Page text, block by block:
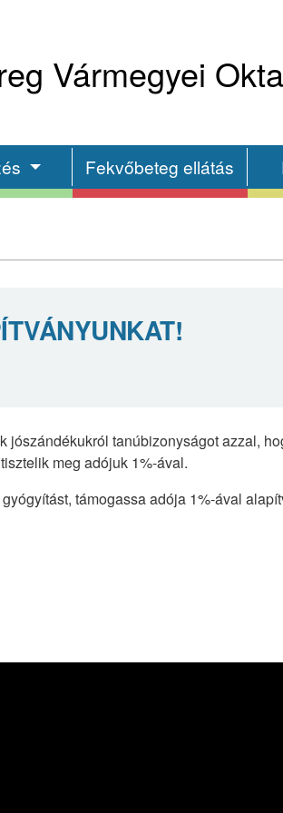
Vármegyei
Fekvőbeteg ellátás
jószándékukról tanúbizonyságot azzal,
meg adójuk 1%-ával.
támogassa adója 1%-ával